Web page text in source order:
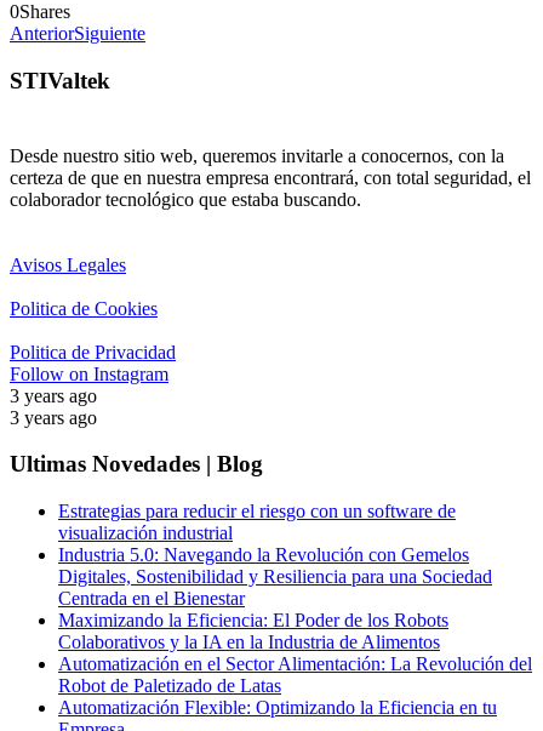
0Shares
AnteriorSiguiente
STIValtek
Desde nuestro sitio web, queremos invitarle a conocernos, con la
certeza de que en nuestra empresa encontrará, con total seguridad, el
colaborador tecnológico que estaba buscando.
Avisos Legales
Politica de Cookies
Politica de Privacidad
Follow on Instagram
3 years ago
3 years ago
Ultimas Novedades | Blog
Estrategias para reducir el riesgo con un software de
visualización industrial
Industria 5.0: Navegando la Revolución con Gemelos
Digitales, Sostenibilidad y Resiliencia para una Sociedad
Centrada en el Bienestar
Maximizando la Eficiencia: El Poder de los Robots
Colaborativos y la IA en la Industria de Alimentos
Automatización en el Sector Alimentación: La Revolución del
Robot de Paletizado de Latas
Automatización Flexible: Optimizando la Eficiencia en tu